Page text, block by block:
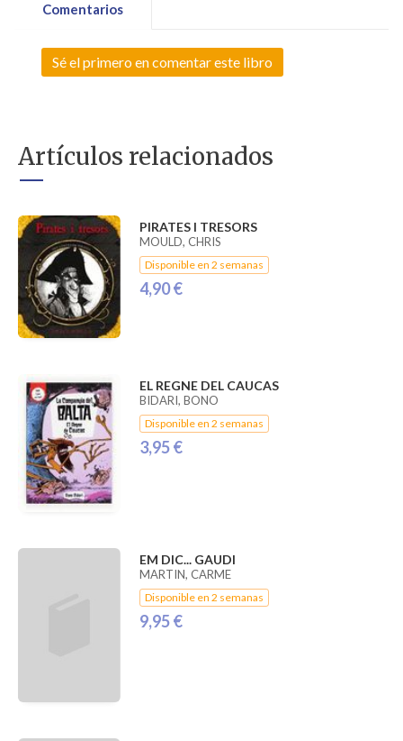
Comentarios
Sé el primero en comentar este libro
Artículos relacionados
PIRATES I TRESORS
MOULD, CHRIS
Disponible en 2 semanas
4,90 €
EL REGNE DEL CAUCAS
BIDARI, BONO
Disponible en 2 semanas
3,95 €
EM DIC... GAUDI
MARTIN, CARME
Disponible en 2 semanas
9,95 €